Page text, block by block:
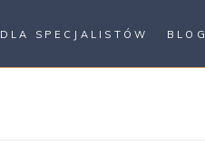
DLA SPECJALISTÓW BLOG